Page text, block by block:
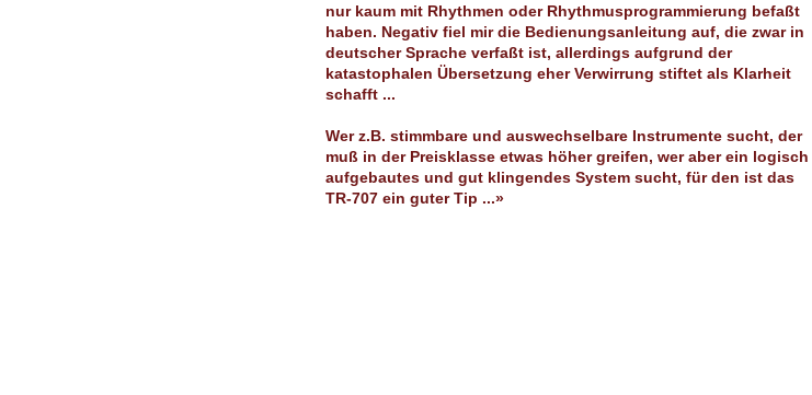
nur kaum mit Rhythmen oder Rhythmusprogrammierung befaßt
haben. Negativ fiel mir die Bedienungsanleitung auf, die zwar in
deutscher Sprache verfaßt ist, allerdings aufgrund der
katastophalen Übersetzung eher Verwirrung stiftet als Klarheit
schafft ...
Wer z.B. stimmbare und auswechselbare Instrumente sucht, der
muß in der Preisklasse etwas höher greifen, wer aber ein logisch
aufgebautes und gut klingendes System sucht, für den ist das
TR-707 ein guter Tip ...»